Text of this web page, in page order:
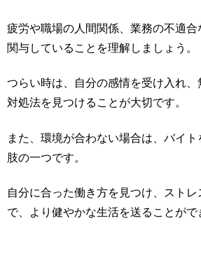
疲労や職場の人間関係、業務の不適
関与していることを理解しましょう。
つらい時は、自分の感情を受け入れ
対処法を見つけることが大切です。
また、環境が合わない場合は、バイ
肢の一つです。
自分に合った働き方を見つけ、ストレ
で、より健やかな生活を送ることがで